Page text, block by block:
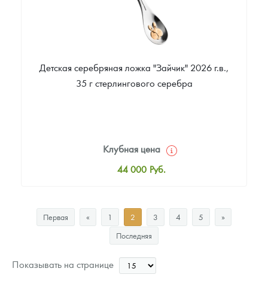
Детская серебряная ложка "Зайчик" 2026 г.в.,
35 г стерлингового серебра
Клубная цена
44 000 Руб.
44 000 Руб.
Цена выкупа
Звоните
Первая « 1 2 3 4 5
»
Последняя
Показывать на странице